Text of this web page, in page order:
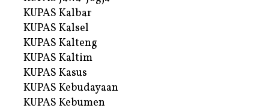
KUPAS Kalbar
KUPAS Kalsel
KUPAS Kalteng
KUPAS Kaltim
KUPAS Kasus
KUPAS Kebudayaan
KUPAS Kebumen